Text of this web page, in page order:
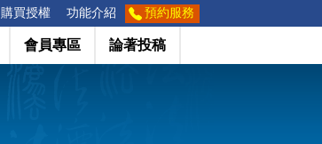
購買授權 功能介紹 預約服務
會員專區 論著投稿